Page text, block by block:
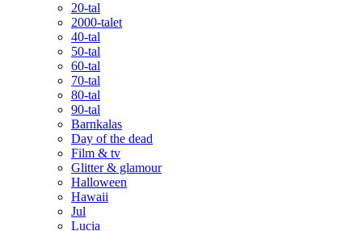
20-tal
2000-talet
40-tal
50-tal
60-tal
70-tal
80-tal
90-tal
Barnkalas
Day of the dead
Film & tv
Glitter & glamour
Halloween
Hawaii
Jul
Lucia